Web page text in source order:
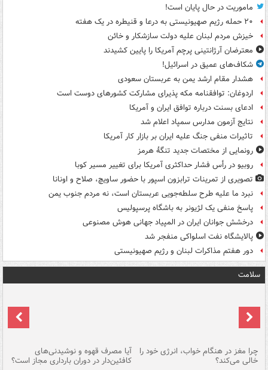
ماموریت در حال پایان است!
۲۰ حمله رژیم صهیونیستی به درعا و قنیطره در یک هفته
خیزش مردم لبنان علیه دولت سازشکار و خائن
معترضان آرژانتینی پرچم آمریکا را پایین کشیدند
شکاف‌های عمیق در اسرائیل!
هشدار مقام ارشد یمن به عربستان سعودی
اردوغان: توافقنامه مکه پذیرای مشارکت کشورهای دوست است
ادعای بسنت درباره توافق ایران و آمریکا
نتایج آزمون مدارس سمپاد اعلام شد
تاثیرات منفی جنگ علیه ایران بر بازار کار آمریکا
رونمایی از مختصات جدید تنگۀ هرمز
روبیو در رأس فشار حداکثری آمریکا برای تغییر مسیر کوبا
تصویری از تمرینات ترابزون اسپور با حضور ساویچ، صلاح و اونانا
نبرد ما علیه طرح سلطه‌جویی عربستان است، نه مردم جنوب یمن
پاسخ منفی یک لژیونر به باشگاه پرسپولیس
درخشش جوانان ایران در المپیاد جهانی هوش مصنوعی
پالایشگاه نفت اسلواکی منفجر شد
دور هفتم مذاکرات لبنان و رژیم صهیونیستی
سلامت
چرا مغز در هنگام خواب، انرژی خود را
خالی می‌کند؟
آیا مصرف قهوه و نوشیدنی‌های
کافئین‌دار در دوران بارداری مجاز است؟